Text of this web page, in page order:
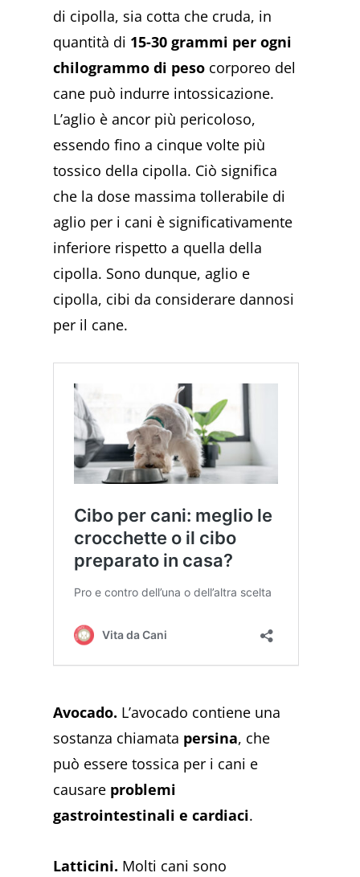
di cipolla, sia cotta che cruda, in
quantità di 15-30 grammi per ogni
chilogrammo di peso corporeo del
cane può indurre intossicazione.
L’aglio è ancor più pericoloso,
essendo fino a cinque volte più
tossico della cipolla. Ciò significa
che la dose massima tollerabile di
aglio per i cani è significativamente
inferiore rispetto a quella della
cipolla. Sono dunque, aglio e
cipolla, cibi da considerare dannosi
per il cane.
Avocado. L’avocado contiene una
sostanza chiamata persina, che
può essere tossica per i cani e
causare problemi
gastrointestinali e cardiaci​​​​.
Latticini. Molti cani sono